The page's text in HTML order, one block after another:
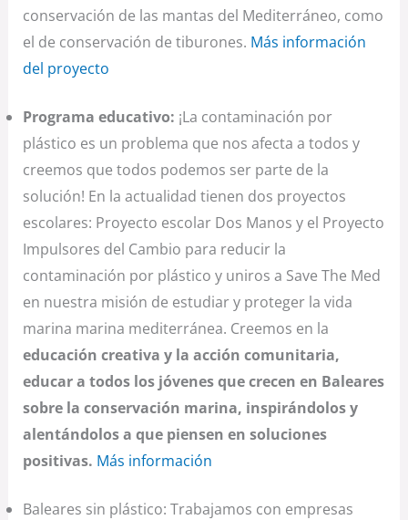
conservación de las mantas del Mediterráneo, como
el de conservación de tiburones. Más información
del proyecto
Programa educativo: ¡La contaminación por
plástico es un problema que nos afecta a todos y
creemos que todos podemos ser parte de la
solución! En la actualidad tienen dos proyectos
escolares: Proyecto escolar Dos Manos y el Proyecto
Impulsores del Cambio para reducir la
contaminación por plástico y uniros a Save The Med
en nuestra misión de estudiar y proteger la vida
marina marina mediterránea. Creemos en la
educación creativa y la acción comunitaria,
educar a todos los jóvenes que crecen en Baleares
sobre la conservación marina, inspirándolos y
alentándolos a que piensen en soluciones
positivas. Más información
Baleares sin plástico: Trabajamos con empresas